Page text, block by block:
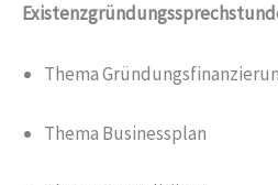
Thema
Thema Businessplan